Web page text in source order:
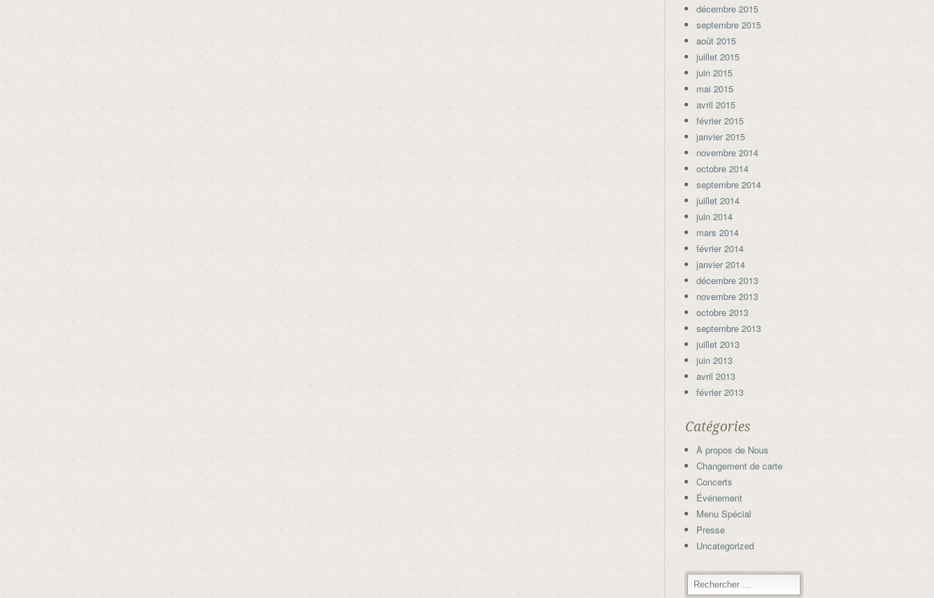
décembre 2015
septembre 2015
août 2015
juillet 2015
juin 2015
mai 2015
avril 2015
février 2015
janvier 2015
novembre 2014
octobre 2014
septembre 2014
juillet 2014
juin 2014
mars 2014
février 2014
janvier 2014
décembre 2013
novembre 2013
octobre 2013
septembre 2013
juillet 2013
juin 2013
avril 2013
février 2013
Catégories
À propos de Nous
Changement de carte
Concerts
Événement
Menu Spécial
Presse
Uncategorized